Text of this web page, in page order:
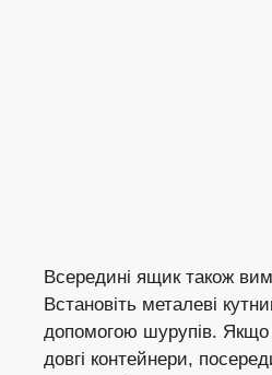
Всередині ящик також
Встановіть металеві
допомогою шурупів.
довгі контейнери,